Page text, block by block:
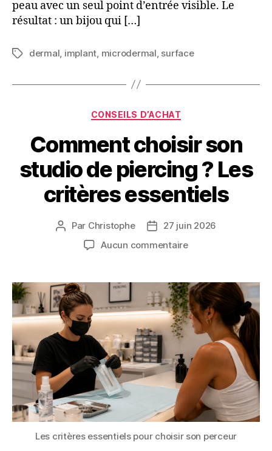
peau avec un seul point d’entrée visible. Le
résultat : un bijou qui […]
Étiquettes
dermal, implant, microdermal, surface
Catégories
CONSEILS D’ACHAT
Comment choisir son
studio de piercing ? Les
critères essentiels
Auteur
l’article
Par Christophe
Date27 juin 2026
Aucun commentairesur
son
studio
de
piercing
Les
critères
essentiels
Les critères essentiels pour choisir son perceur